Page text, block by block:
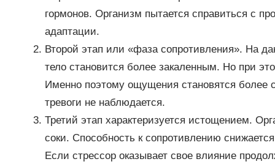
гормонов. Организм пытается справиться с
адаптации.
Второй этап или «фаза сопротивления». На
тело становится более закаленным. Но при
Именно поэтому ощущения становятся
тревоги не наблюдается.
Третий этап характеризуется истощением.
соки. Способность к сопротивлению
Если стрессор оказывает свое влияние